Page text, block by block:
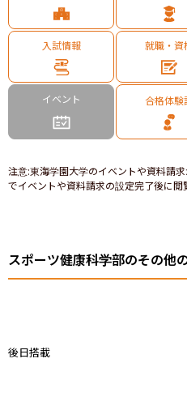
入試情報 就職・資
イベント 合格体験
注意:東海学園大学のイベントや資料請
でイベントや資料請求の設定完了後に閲
スポーツ健康科学部のその他
後日搭載